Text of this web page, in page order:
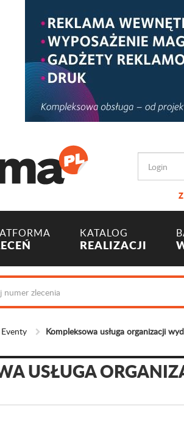
KATALOG
REALIZACJI
Eventy Kompleksowa usługa organizacji
USŁUGA